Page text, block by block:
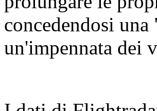
concedendosi
un'impennata dei